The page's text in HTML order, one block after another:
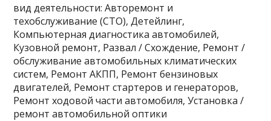
вид деятельности: Авторемонт и
техобслуживание (СТО), Детейлинг,
Компьютерная диагностика автомобилей,
Кузовной ремонт, Развал / Схождение, Ремонт /
обслуживание автомобильных климатических
систем, Ремонт АКПП, Ремонт бензиновых
двигателей, Ремонт стартеров и генераторов,
Ремонт ходовой части автомобиля, Установка /
ремонт автомобильной оптики